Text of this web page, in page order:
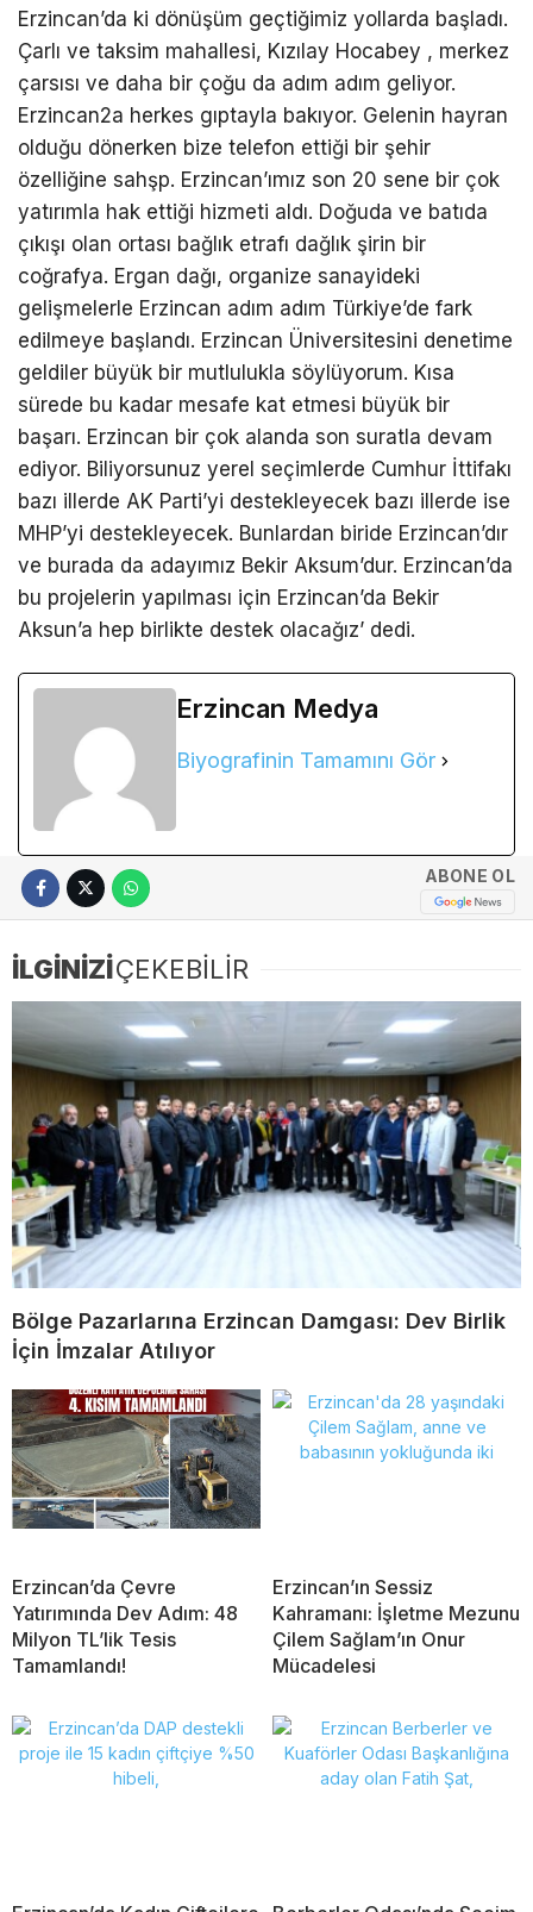
Erzincan’da ki dönüşüm geçtiğimiz yollarda başladı.
Çarlı ve taksim mahallesi, Kızılay Hocabey , merkez
çarsısı ve daha bir çoğu da adım adım geliyor.
Erzincan2a herkes gıptayla bakıyor. Gelenin hayran
olduğu dönerken bize telefon ettiği bir şehir
özelliğine sahşp. Erzincan’ımız son 20 sene bir çok
yatırımla hak ettiği hizmeti aldı. Doğuda ve batıda
çıkışı olan ortası bağlık etrafı dağlık şirin bir
coğrafya. Ergan dağı, organize sanayideki
gelişmelerle Erzincan adım adım Türkiye’de fark
edilmeye başlandı. Erzincan Üniversitesini denetime
geldiler büyük bir mutlulukla söylüyorum. Kısa
sürede bu kadar mesafe kat etmesi büyük bir
başarı. Erzincan bir çok alanda son suratla devam
ediyor. Biliyorsunuz yerel seçimlerde Cumhur İttifakı
bazı illerde AK Parti’yi destekleyecek bazı illerde ise
MHP’yi destekleyecek. Bunlardan biride Erzincan’dır
ve burada da adayımız Bekir Aksum’dur. Erzincan’da
bu projelerin yapılması için Erzincan’da Bekir
Aksun’a hep birlikte destek olacağız’ dedi.
Erzincan Medya
Biyografinin Tamamını Gör
ABONE OL
İLGİNİZİÇEKEBİLİR
Bölge Pazarlarına Erzincan Damgası: Dev Birlik
İçin İmzalar Atılıyor
Erzincan’da Çevre
Yatırımında Dev Adım: 48
Milyon TL’lik Tesis
Tamamlandı!
Erzincan’ın Sessiz
Kahramanı: İşletme Mezunu
Çilem Sağlam’ın Onur
Mücadelesi